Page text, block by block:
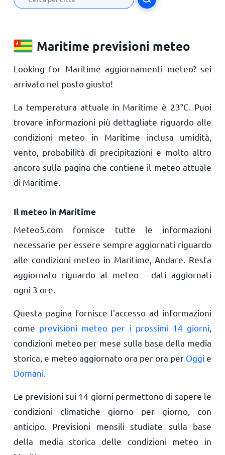
Maritime previsioni meteo
Looking for Maritime aggiornamenti meteo? sei
arrivato nel posto giusto!
La temperatura attuale in Maritime è 23°C . Puoi
trovare informazioni più dettagliate riguardo alle
condizioni meteo in Maritime inclusa umidità,
vento, probabilità di precipitazioni e molto altro
ancora sulla pagina che contiene il meteo attuale
di Maritime.
Il meteo in Maritime
Meteo5.com fornisce tutte le informazioni
necessarie per essere sempre aggiornati riguardo
alle condizioni meteo in Maritime, Andare. Resta
aggiornato riguardo al meteo - dati aggiornati
ogni 3 ore.
Questa pagina fornisce l'accesso ad informazioni
come previsioni meteo per i prossimi 14 giorni
condizioni meteo per mese sulla base della media
storica, e meteo aggiornato ora per ora per Oggi e
Domani
Le previsioni sui 14 giorni permettono di sapere le
condizioni climatiche giorno per giorno, con
anticipo. Previsioni mensili studiate sulla base
della media storica delle condizioni meteo in